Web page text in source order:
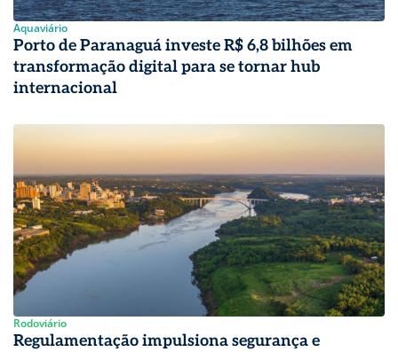
Aquaviário
Porto de Paranaguá investe R$ 6,8 bilhões em
transformação digital para se tornar hub
internacional
Rodoviário
Regulamentação impulsiona segurança e